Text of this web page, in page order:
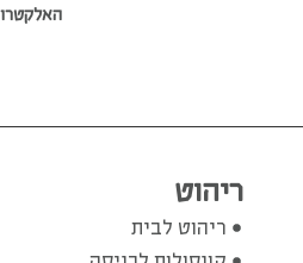
ריהוט
ריהוט לבית